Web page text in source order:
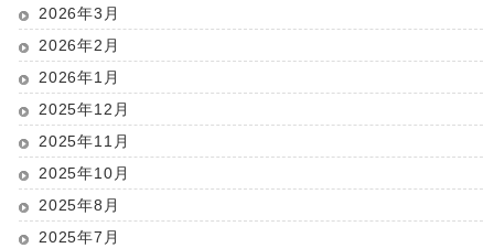
2026年3月
2026年2月
2026年1月
2025年12月
2025年11月
2025年10月
2025年8月
2025年7月